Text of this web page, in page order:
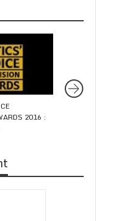
2016 :